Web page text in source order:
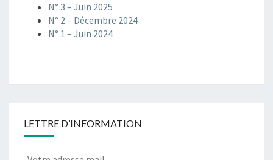
N° 3 – Juin 2025
N° 2 – Décembre 2024
N° 1 – Juin 2024
LETTRE D’INFORMATION